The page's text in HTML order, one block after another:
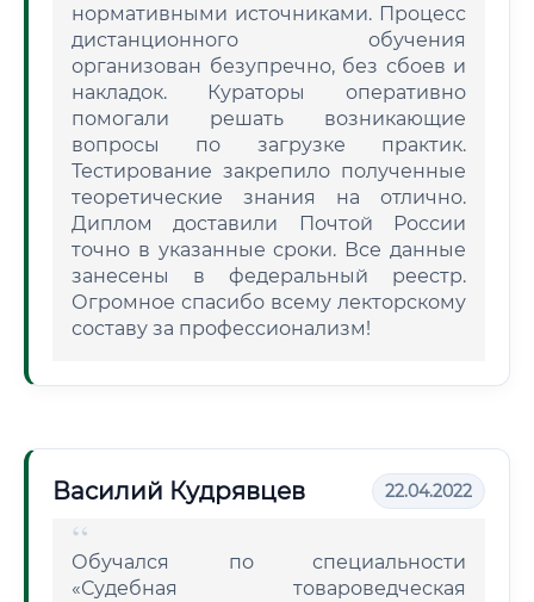
нормативными источниками. Процесс
дистанционного обучения
организован безупречно, без сбоев и
накладок. Кураторы оперативно
помогали решать возникающие
вопросы по загрузке практик.
Тестирование закрепило полученные
теоретические знания на отлично.
Диплом доставили Почтой России
точно в указанные сроки. Все данные
занесены в федеральный реестр.
Огромное спасибо всему лекторскому
составу за профессионализм!
Василий Кудрявцев 22.04.2022
Обучался по специальности
«Судебная товароведческая